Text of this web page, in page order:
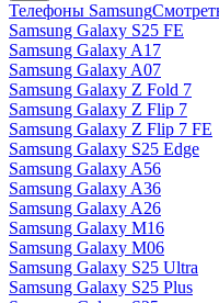
Телефоны Samsung
Samsung Galaxy S25 FE
Samsung Galaxy A17
Samsung Galaxy A07
Samsung Galaxy Z Fold 7
Samsung Galaxy Z Flip 7
Samsung Galaxy Z Flip 7 FE
Samsung Galaxy S25 Edge
Samsung Galaxy A56
Samsung Galaxy A36
Samsung Galaxy A26
Samsung Galaxy M16
Samsung Galaxy M06
Samsung Galaxy S25 Ultra
Samsung Galaxy S25 Plus